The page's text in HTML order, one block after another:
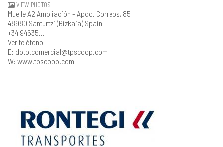
VIEW PHOTOS
Muelle A2 Ampliación - Apdo. Correos, 85
48980 Santurtzi (Bizkaia) Spain
+34 94635...
Ver teléfono
E: dpto.comercial@tpscoop.com
W: www.tpscoop.com